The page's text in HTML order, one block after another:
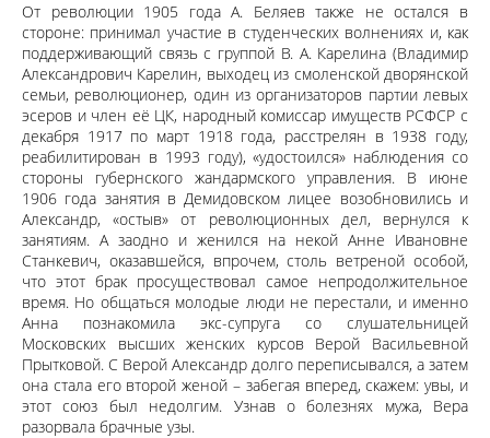
От революции 1905 года А. Беляев также не остался в
стороне: принимал участие в студенческих волнениях и, как
поддерживающий связь с группой В. А. Карелина (Владимир
Александрович Карелин, выходец из смоленской дворянской
семьи, революционер, один из организаторов партии левых
эсеров и член её ЦК, народный комиссар имуществ РСФСР с
декабря 1917 по март 1918 года, расстрелян в 1938 году,
реабилитирован в 1993 году), «удостоился» наблюдения со
стороны губернского жандармского управления. В июне
1906 года занятия в Демидовском лицее возобновились и
Александр, «остыв» от революционных дел, вернулся к
занятиям. А заодно и женился на некой Анне Ивановне
Станкевич, оказавшейся, впрочем, столь ветреной особой,
что этот брак просуществовал самое непродолжительное
время. Но общаться молодые люди не перестали, и именно
Анна познакомила экс-супруга со слушательницей
Московских высших женских курсов Верой Васильевной
Прытковой. С Верой Александр долго переписывался, а затем
она стала его второй женой – забегая вперед, скажем: увы, и
этот союз был недолгим. Узнав о болезнях мужа, Вера
разорвала брачные узы.